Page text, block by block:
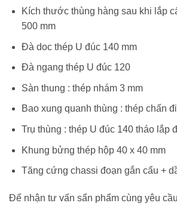
Kích thước thùng hàng sau khi lắp
500 mm
Đà doc thép U đúc 140 mm
Đà ngang thép U đúc 120
Sàn thung : thép nhám 3 mm
Bao xung quanh thùng : thép chấn
Trụ thùng : thép U đúc 140 tháo lắp
Khung bửng thép hộp 40 x 40 mm
Tăng cứng chassi đoạn gắn cẩu +
Để nhận tư vấn sẩn phẩm cùng yêu